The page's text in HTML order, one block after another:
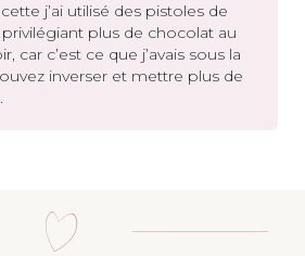
j’ai utilisé des pistoles de
plus de chocolat au
car c’est ce que j’avais sous la
inverser et mettre plus de